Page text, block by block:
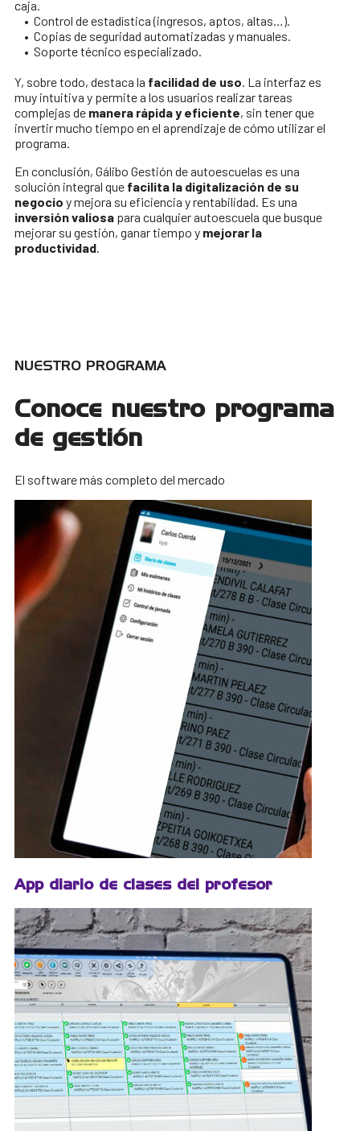
caja.
• Control de estadística (ingresos, aptos, altas…).
• Copias de seguridad automatizadas y manuales.
• Soporte técnico especializado.
Y, sobre todo, destaca la facilidad de uso. La interfaz es
muy intuitiva y permite a los usuarios realizar tareas
complejas de manera rápida y eficiente, sin tener que
invertir mucho tiempo en el aprendizaje de cómo utilizar el
programa.
En conclusión, Gálibo Gestión de autoescuelas es una
solución integral que facilita la digitalización de su
negocio y mejora su eficiencia y rentabilidad. Es una
inversión valiosa para cualquier autoescuela que busque
mejorar su gestión, ganar tiempo y mejorar la
productividad.
NUESTRO PROGRAMA
Conoce nuestro programa
de gestión
El software más completo del mercado
App diario de clases del profesor